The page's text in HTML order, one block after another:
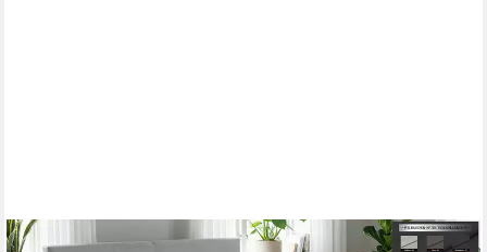
PAARA